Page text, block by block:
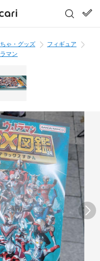
ゃ・グッズ
フィギュア
マン